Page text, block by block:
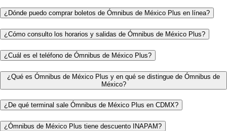
¿Dónde puedo comprar boletos de Ómnibus de México Plus en línea?
¿Cómo consulto los horarios y salidas de Ómnibus de México Plus?
¿Cuál es el teléfono de Ómnibus de México Plus?
¿Qué es Ómnibus de México Plus y en qué se distingue de Ómnibus de
México?
¿De qué terminal sale Ómnibus de México Plus en CDMX?
¿Ómnibus de México Plus tiene descuento INAPAM?